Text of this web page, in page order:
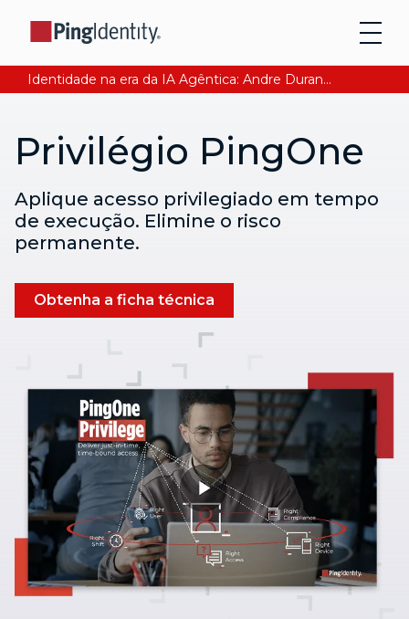
Identidade na era da IA Agêntica: Andre Durand explica como garantir a confiança digital. Leia agora
Privilégio PingOne
Aplique acesso privilegiado em tempo
de execução. Elimine o risco
permanente.
Obtenha a ficha técnica